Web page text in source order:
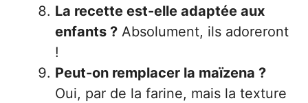
La recette est-elle adaptée aux
enfants ? Absolument, ils adoreront
!
Peut-on remplacer la maïzena ?
Oui, par de la farine, mais la texture